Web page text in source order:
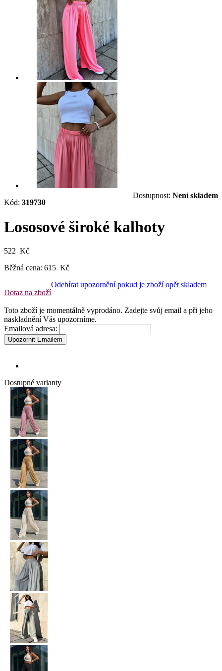
Kód: 319730
Dostupnost: Není skladem
Lososové široké kalhoty
522 Kč
Běžná cena: 615 Kč
Dotaz na zboží
Odebírat upozornění pokud je zboží opět skladem
Toto zboží je momentálně vyprodáno. Zadejte svůj email a při jeho
naskladnění Vás upozorníme.
Emailová adresa:
Upozornit Emailem
Dostupné varianty